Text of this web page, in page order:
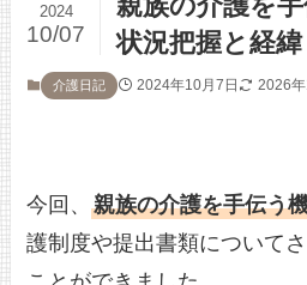
状況把握と経緯
2024
10/07
介護日記 2024年10月7日 2026
今回、親族の介護を手伝う
護制度や提出書類について